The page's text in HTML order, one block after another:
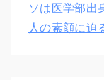
ソは医学部出
人の素顔に迫